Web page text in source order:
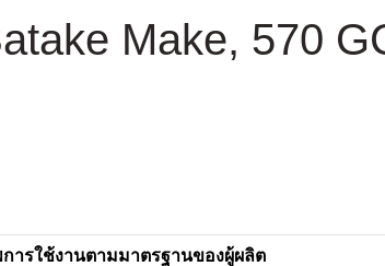
Make, 570
ารใช้งานตามมาตรฐานของผู้ผลิต